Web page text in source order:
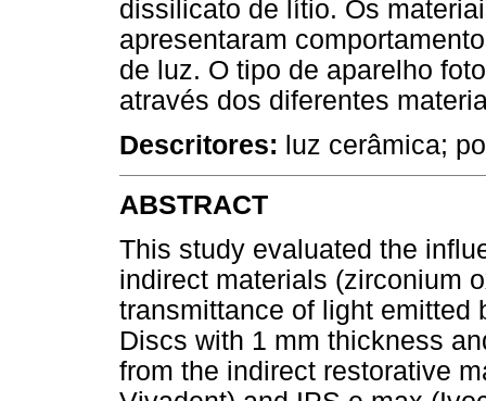
dissilicato de lítio. Os
apresentaram
de luz. O tipo de aparelho
através dos diferentes
Descritores: luz cerâmica;
ABSTRACT
This study evaluated the
indirect materials (zirconium
transmittance of light emitted
Discs with 1 mm thickness
from the indirect restorative